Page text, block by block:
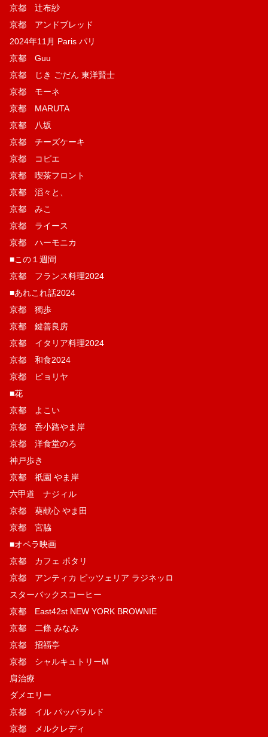
京都 辻布紗
京都 アンドブレッド
2024年11月 Paris パリ
京都 Guu
京都 じき ごだん 東洋賢士
京都 モーネ
京都 MARUTA
京都 八坂
京都 チーズケーキ
京都 コピエ
京都 喫茶フロント
京都 滔々と、
京都 みこ
京都 ライース
京都 ハーモニカ
■この１週間
京都 フランス料理2024
■あれこれ話2024
京都 獨歩
京都 鍵善良房
京都 イタリア料理2024
京都 和食2024
京都 ピョリヤ
■花
京都 よこい
京都 呑小路やま岸
京都 洋食堂のろ
神戸歩き
京都 祇園 やま岸
六甲道 ナジィル
京都 葵献心 やま田
京都 宮脇
■オペラ映画
京都 カフェ ポタリ
京都 アンティカ ピッツェリア ラジネッロ
スターバックスコーヒー
京都 East42st NEW YORK BROWNIE
京都 二條 みなみ
京都 招福亭
京都 シャルキュトリーM
肩治療
ダメエリー
京都 イル パッパラルド
京都 メルクレディ